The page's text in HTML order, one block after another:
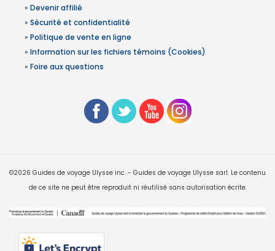
» Devenir affilié
» Sécurité et confidentialité
» Politique de vente en ligne
» Information sur les fichiers témoins (Cookies)
» Foire aux questions
©2026 Guides de voyage Ulysse inc. - Guides de voyage Ulysse sarl. Le contenu
de ce site ne peut être reproduit ni réutilisé sans autorisation écrite.